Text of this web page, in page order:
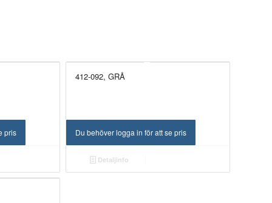
pris
412-092, GRÅ
Du behöver logga in för att se pris
Detaljinfo